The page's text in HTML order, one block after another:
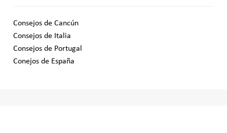
Consejos de Cancún
Consejos de Italia
Consejos de Portugal
Conejos de España